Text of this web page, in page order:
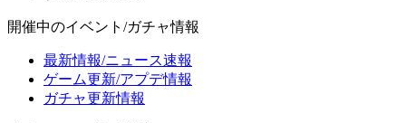
開催中のイベント/ガチャ情報
最新情報/ニュース速報
ゲーム更新/アプデ情報
ガチャ更新情報